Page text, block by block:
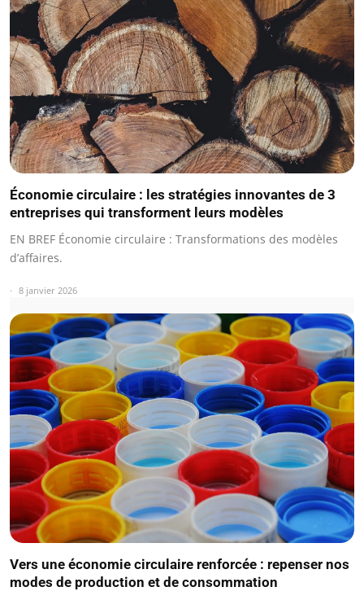
Économie circulaire : les stratégies innovantes de 3
entreprises qui transforment leurs modèles
EN BREF Économie circulaire : Transformations des modèles
d’affaires.
8 janvier 2026
Vers une économie circulaire renforcée : repenser nos
modes de production et de consommation